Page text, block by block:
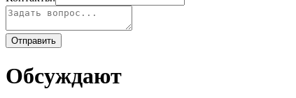
Обсуждают